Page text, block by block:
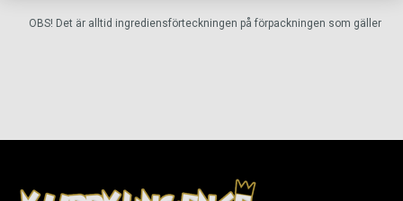
OBS! Det är alltid ingrediensförteckningen på förpackningen som gäller